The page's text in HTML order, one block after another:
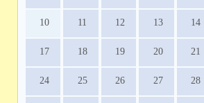
10 11 12 13 14
17 18 19 20 21
24 25 26 27 28